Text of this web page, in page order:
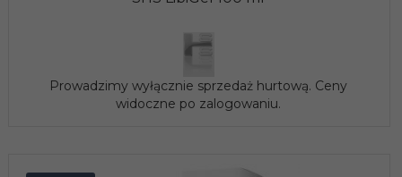
Prowadzimy wyłącznie sprzedaż hurtową. Ceny
widoczne po zalogowaniu.